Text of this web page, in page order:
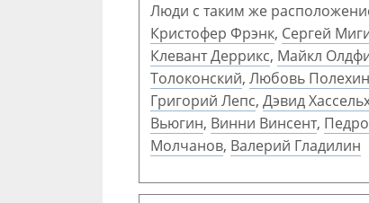
Люди с таким же
Кристофер Фрэнк, Сергей
Клевант Деррикс, Майкл
Толоконский, Любовь
Григорий Лепс, Дэвид
Вьюгин, Винни Винсент,
Молчанов, Валерий Гладилин